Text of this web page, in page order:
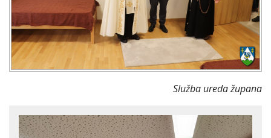
Služba ureda župana